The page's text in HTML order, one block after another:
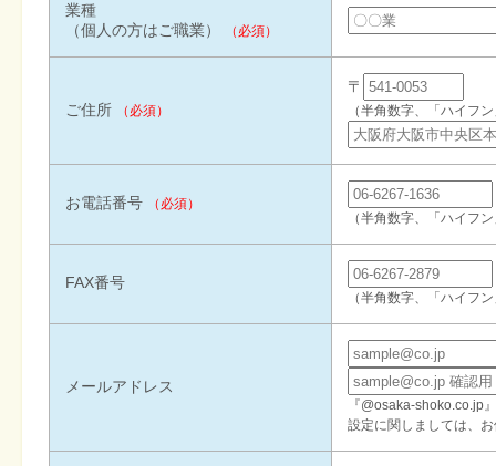
業種
（個人の方はご職業）
（必須）
ご住所 （必須）
〒
（半角数字、「ハイフ
お電話番号 （必須）
（半角数字、「ハイフ
FAX番号
（半角数字、「ハイフ
メールアドレス
『@osaka-shoko.co.jp
設定に関しましては、